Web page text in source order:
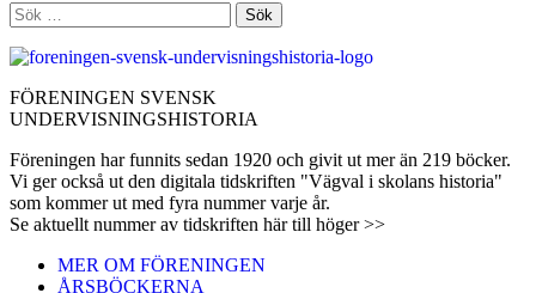
Sök
efter:
FÖRENINGEN SVENSK
UNDERVISNINGSHISTORIA
Föreningen har funnits sedan 1920 och givit ut mer än 219 böcker.
Vi ger också ut den digitala tidskriften "Vägval i skolans historia"
som kommer ut med fyra nummer varje år.
Se aktuellt nummer av tidskriften här till höger >>
MER OM FÖRENINGEN
ÅRSBÖCKERNA